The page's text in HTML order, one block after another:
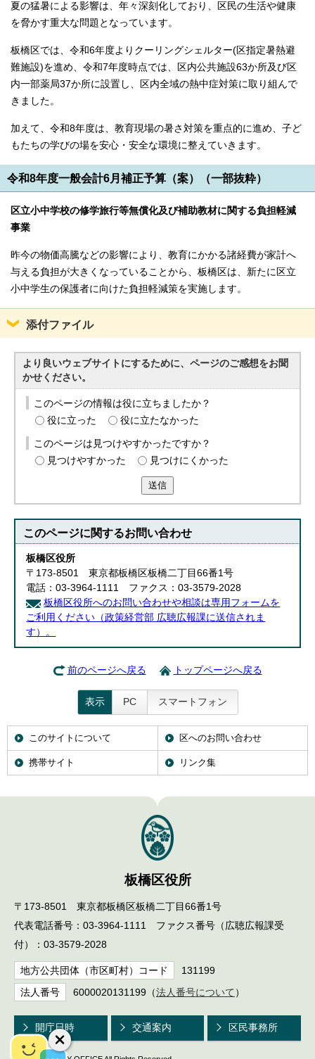
夏の猛暑による影響は、年々深刻化しており、区民の生活や健康
を脅かす重大な問題となっています。
板橋区では、令和6年度よりクーリングシェルター(区指定暑熱避
難施設)を進め、令和7年度時点では、区内公共施設63か所及び区
内一部薬局37か所に設置し、区内全域の熱中症対策に取り組んで
きました。
加えて、令和8年度は、教育現場の暑さ対策を重点的に進め、子ど
もたちの学びの場を安心・安全な環境に整えていきます。
令和8年度一般会計6月補正予算（案）（一部抜粋）
区立小中学校の修学旅行等無償化及び補助教材に関する負担軽減
事業
昨今の物価高騰などの影響により、教育にかかる諸経費が家計へ
与える負担が大きくなっていることから、板橋区は、新たに区立
小中学生の保護者に向けた負担軽減策を実施します。
添付ファイル
より良いウェブサイトにするために、ページのご感想をお聞
かせください。
このページの情報は役に立ちましたか？
役に立った
役に立たなかった
このページは見つけやすかったですか？
見つけやすかった
見つけにくかった
送信
このページに関するお問い合わせ
板橋区役所
〒173-8501 東京都板橋区板橋二丁目66番1号
電話：03-3964-1111 ファクス：03-3579-2028
板橋区役所へのお問い合わせや相談は専用フォームを
ご利用ください（政策経営部 広聴広報課に送信されま
す）。
前のページへ戻る トップページへ戻る
表示 PC スマートフォン
このサイトについて 区へのお問い合わせ
携帯サイト リンク集
板橋区役所
〒173-8501 東京都板橋区板橋二丁目66番1号
代表電話番号：03-3964-1111 ファクス番号（広聴広報課受
付）：03-3579-2028
地方公共団体（市区町村）コード 131199
法人番号 6000020131199（法人番号について ）
開庁日時 交通案内 区民事務所